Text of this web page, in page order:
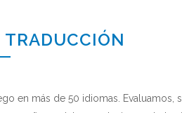
TRADUCCIÓN
en más de 50 idiomas.